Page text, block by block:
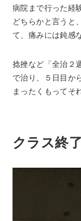
病院まで行った経
どちらかと言うと
て、痛みには鈍感
捻挫など「全治２
で治り、５日目か
まったくもってそ
クラス終